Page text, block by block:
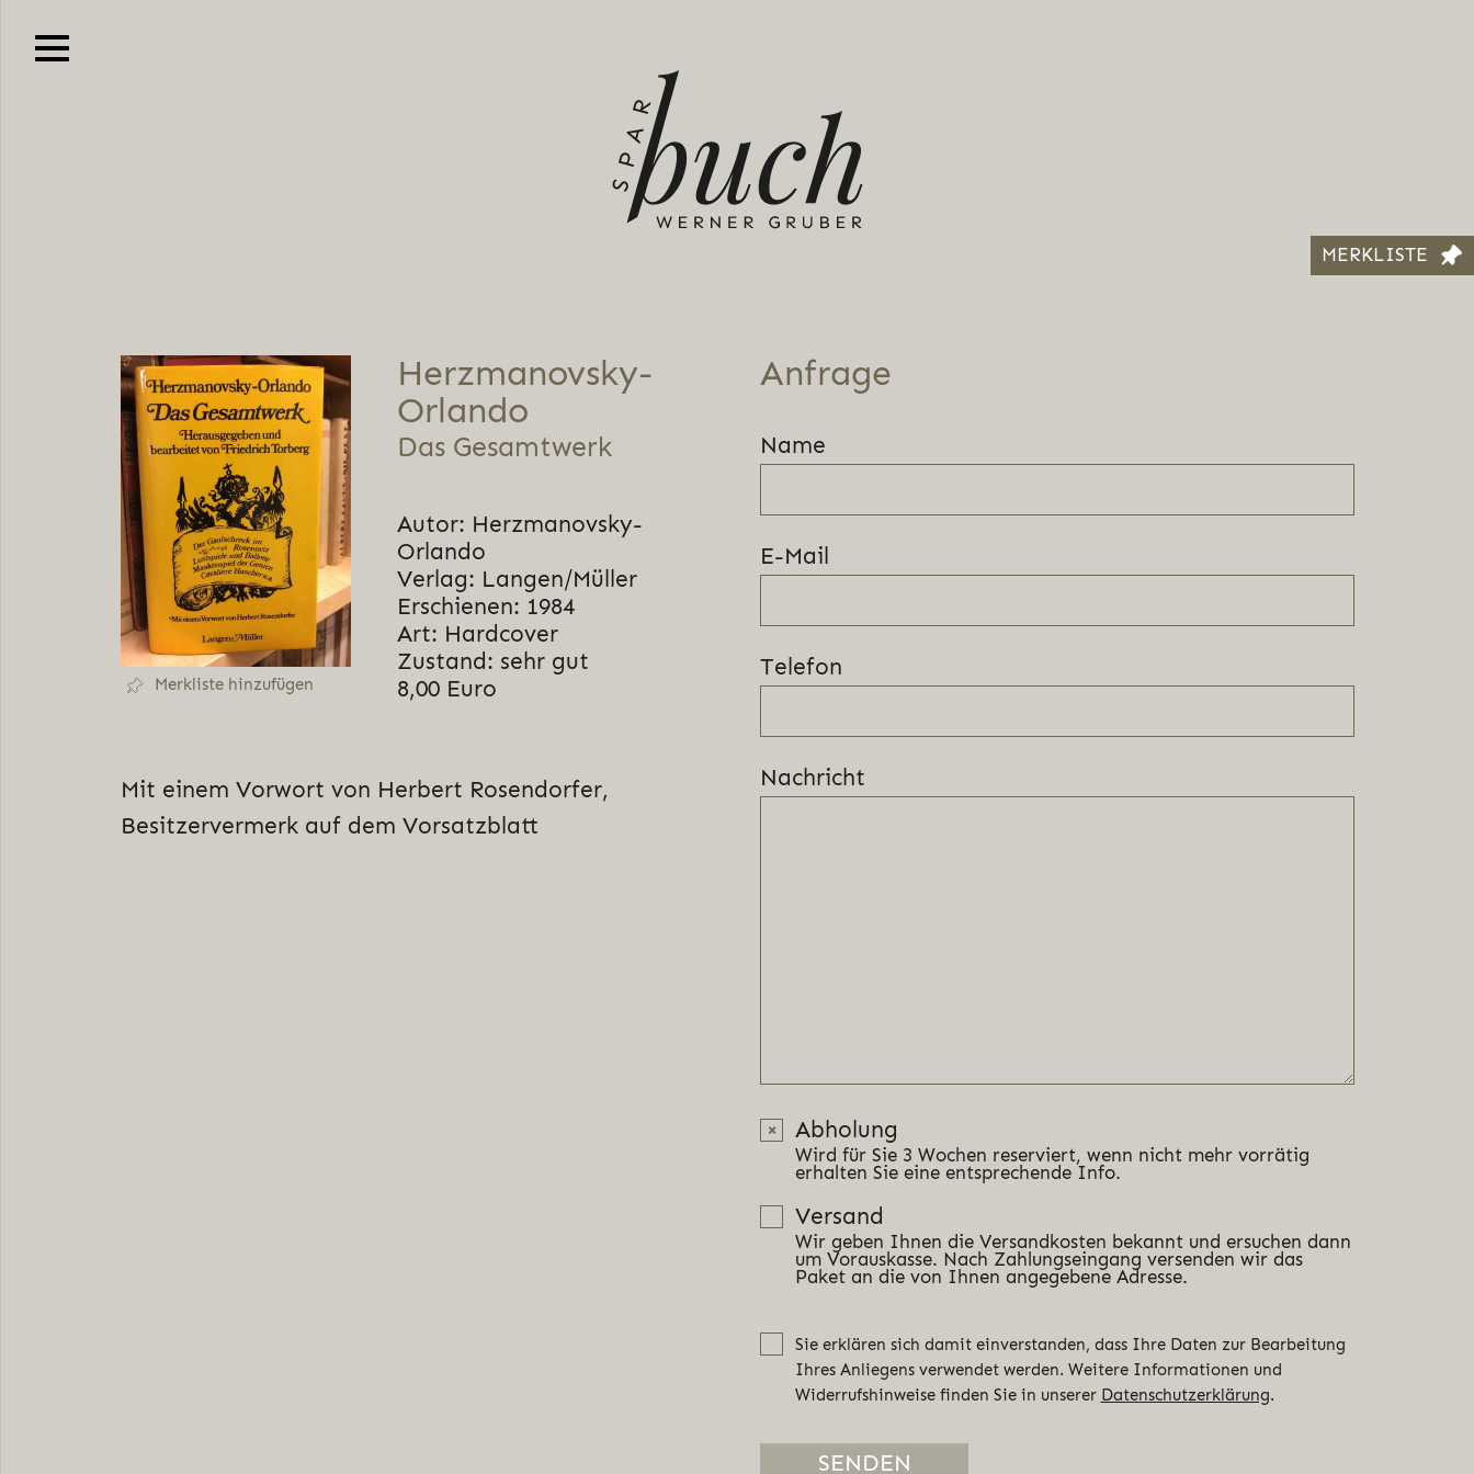
Merkliste hinzufügen
Herz­ma­novs­ky-
Orlando
Das Gesamtwerk
Autor: Herzmanovsky-
Orlando
Verlag: Langen/Müller
Erschienen: 1984
Art: Hardcover
Zustand: sehr gut
8,00 Euro
Mit einem Vorwort von Herbert Rosendorfer,
Besitzervermerk auf dem Vorsatzblatt
Anfrage
Name
E-Mail
Telefon
Nachricht
Abholung
Wird für Sie 3 Wochen reserviert, wenn nicht mehr vorrätig
erhalten Sie eine entsprechende Info.
Versand
Wir geben Ihnen die Versandkosten bekannt und ersuchen dann
um Vorauskasse. Nach Zahlungseingang versenden wir das
Paket an die von Ihnen angegebene Adresse.
Sie erklären sich damit einverstanden, dass Ihre Daten zur Bearbeitung
Ihres Anliegens verwendet werden. Weitere Informationen und
Widerrufshinweise finden Sie in unserer Datenschutzerklärung.
MERKLISTE